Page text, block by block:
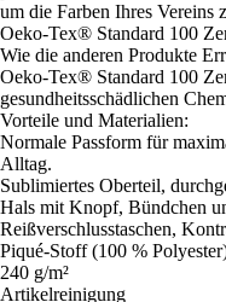
um die Farben Ihres Vereins
Oeko-Tex® Standard 100
Wie die anderen Produkte
Oeko-Tex® Standard 100
gesundheitsschädlichen
Vorteile und Materialien:
Normale Passform für
Alltag.
Sublimiertes Oberteil,
Hals mit Knopf, Bündchen
Reißverschlusstaschen,
Piqué-Stoff (100 %
240 g/m²
Artikelreinigung